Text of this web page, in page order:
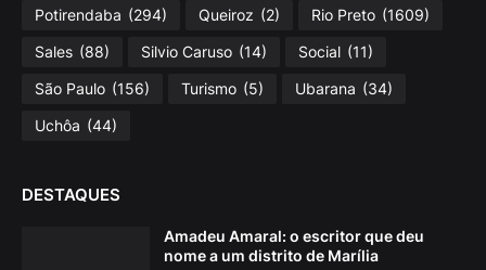
Potirendaba (294) Queiroz (2) Rio Preto (1609)
Sales (88) Silvio Caruso (14) Social (11)
São Paulo (156) Turismo (5) Ubarana (34)
Uchôa (44)
DESTAQUES
Amadeu Amaral: o escritor que deu
nome a um distrito de Marília